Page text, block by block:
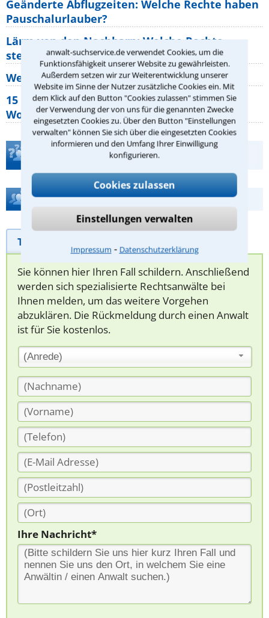
anwalt-suchservice.de verwendet Cookies, um die
Funktionsfähigkeit unserer Website zu gewährleisten.
Außerdem setzen wir zur Weiterentwicklung unserer
Website im Sinne der Nutzer zusätzliche Cookies ein. Mit
dem Klick auf den Button "Cookies zulassen" stimmen Sie
der Verwendung der von uns für die genannten Zwecke
eingesetzten Cookies zu. Über den Button "Einstellungen
verwalten" können Sie sich über die eingesetzten Cookies
informieren und den Umfang Ihrer Einwilligung
konfigurieren.
Cookies zulassen
Einstellungen verwalten
Impressum ⁃ Datenschutzerklärung
Geänderte Abflugzeiten: Welche Rechte haben
Pauschalurlauber?
Lärm von den Nachbarn: Welche Rechte
stehen mir zu?
Wer muss Zweitwohnungssteuer zahlen?
15 elementare Rechte, die jeder
Wohnungseigentümer kennen sollte
Teste Dein Rechtswissen
Hilfe bei Ihrer Anwaltsuche?
Telefonhilfe
Sie können hier Ihren Fall schildern. Anschließend
werden sich spezialisierte Rechtsanwälte bei
Ihnen melden, um das weitere Vorgehen
abzuklären. Die Rückmeldung durch einen Anwalt
ist für Sie kostenlos.
(Anrede)
Ihre Nachricht*